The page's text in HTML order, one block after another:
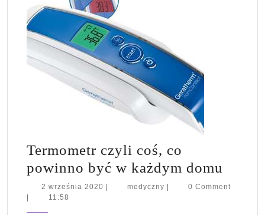
Termometr czyli coś, co
powinno być w każdym domu
czyli
2 września 2020 2
medyczny medyczny0 Comment
11:58